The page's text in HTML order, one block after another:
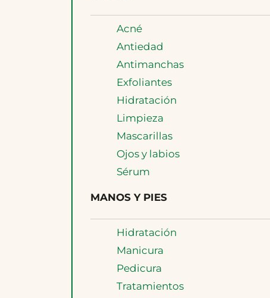
Acné
Antiedad
Antimanchas
Exfoliantes
Hidratación
Limpieza
Mascarillas
Ojos y labios
Sérum
MANOS Y PIES
Hidratación
Manicura
Pedicura
Tratamientos